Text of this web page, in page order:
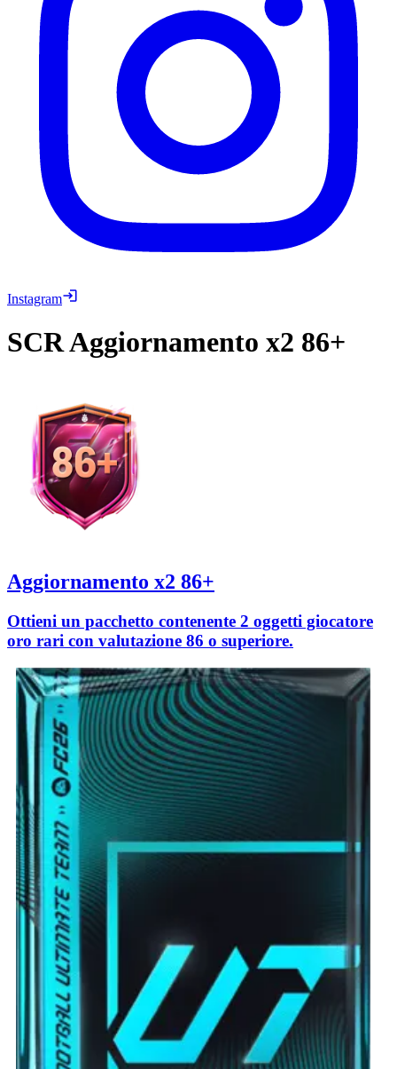
Instagram
SCRAggiornamento x2 86+
Aggiornamento x2 86+
Ottieni un pacchetto contenente 2 oggetti giocatore
oro rari con valutazione 86 o superiore.